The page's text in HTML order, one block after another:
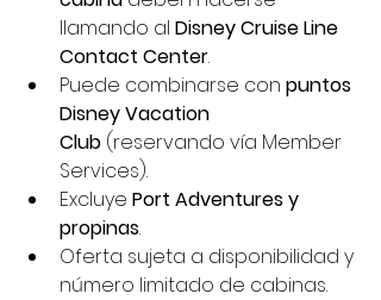
llamando al Disney Cruise Line
Contact Center.
Puede combinarse con puntos
Disney Vacation
Club (reservando vía Member
Services).
Excluye Port Adventures y
propinas.
Oferta sujeta a disponibilidad y
número limitado de cabinas.